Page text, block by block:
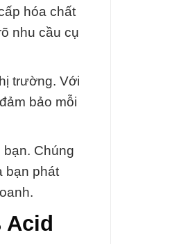
hóa chất
nhu cầu cụ
trường. Với
bảo mỗi
Chúng
bạn phát